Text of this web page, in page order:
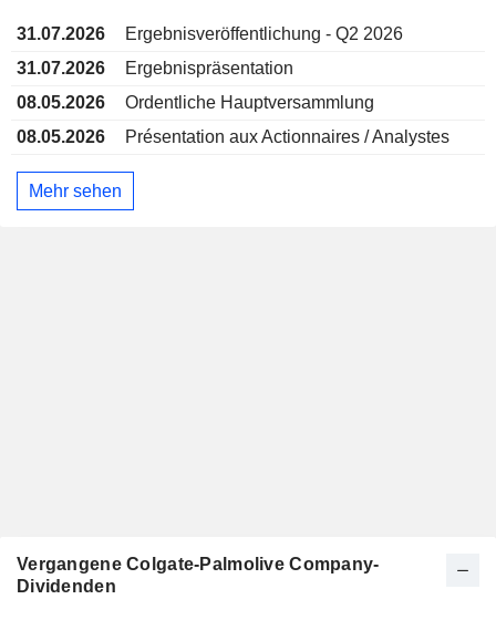
31.07.2026
Ergebnisveröffentlichung - Q2 2026
31.07.2026
Ergebnispräsentation
08.05.2026
Ordentliche Hauptversammlung
08.05.2026
Présentation aux Actionnaires / Analystes
Mehr sehen
Vergangene Colgate-Palmolive Company-
Dividenden